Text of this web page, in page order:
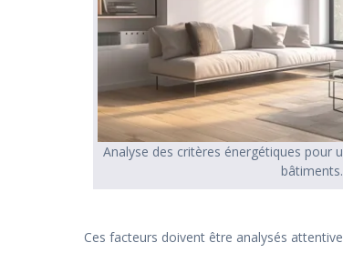
Analyse des critères énergétiques pour
bâtiments.
Ces facteurs doivent être analysés